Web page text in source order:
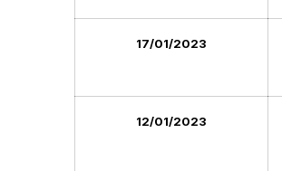
17/01/2023
12/01/2023